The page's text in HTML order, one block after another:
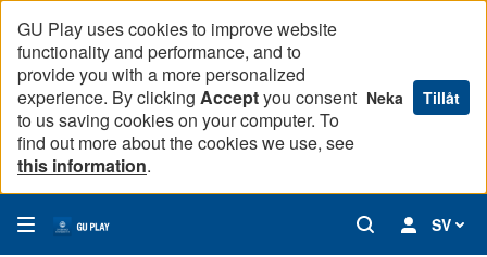
GU Play uses cookies to improve website
functionality and performance, and to
provide you with a more personalized
experience. By clicking Acceptyou consent
to us saving cookies on your computer. To
find out more about the cookies we use, see
this information.
Neka Tillåt
SV